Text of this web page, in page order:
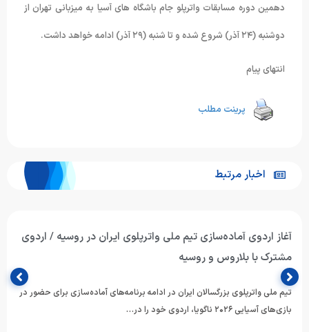
دهمین دوره مسابقات واترپلو جام باشگاه های آسیا به میزبانی تهران از
دوشنبه (۲۴ آذر) شروع شده و تا شنبه (۲۹ آذر) ادامه خواهد داشت.
انتهای پیام
پرینت مطلب
اخبار مرتبط
آغاز اردوی آماده‌سازی تیم ملی واترپلوی ایران در روسیه / اردوی
مشترک با بلاروس و روسیه
تیم ملی واترپلوی بزرگسالان ایران در ادامه برنامه‌های آماده‌سازی برای حضور در
بازی‌های آسیایی ۲۰۲۶ ناگویا، اردوی خود را در…